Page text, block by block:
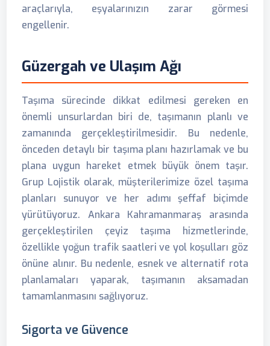
araçlarıyla, eşyalarınızın zarar görmesi
engellenir.
Güzergah ve Ulaşım Ağı
Taşıma sürecinde dikkat edilmesi gereken en
önemli unsurlardan biri de, taşımanın planlı ve
zamanında gerçekleştirilmesidir. Bu nedenle,
önceden detaylı bir taşıma planı hazırlamak ve bu
plana uygun hareket etmek büyük önem taşır.
Grup Lojistik olarak, müşterilerimize özel taşıma
planları sunuyor ve her adımı şeffaf biçimde
yürütüyoruz. Ankara Kahramanmaraş arasında
gerçekleştirilen çeyiz taşıma hizmetlerinde,
özellikle yoğun trafik saatleri ve yol koşulları göz
önüne alınır. Bu nedenle, esnek ve alternatif rota
planlamaları yaparak, taşımanın aksamadan
tamamlanmasını sağlıyoruz.
Sigorta ve Güvence